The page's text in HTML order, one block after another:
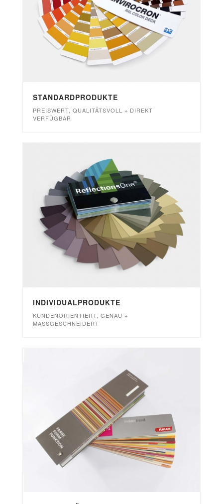
STANDARDPRODUKTE
PREISWERT, QUALITÄTSVOLL + DIREKT
VERFÜGBAR
INDIVIDUALPRODUKTE
KUNDENORIENTIERT, GENAU +
MASSGESCHNEIDERT